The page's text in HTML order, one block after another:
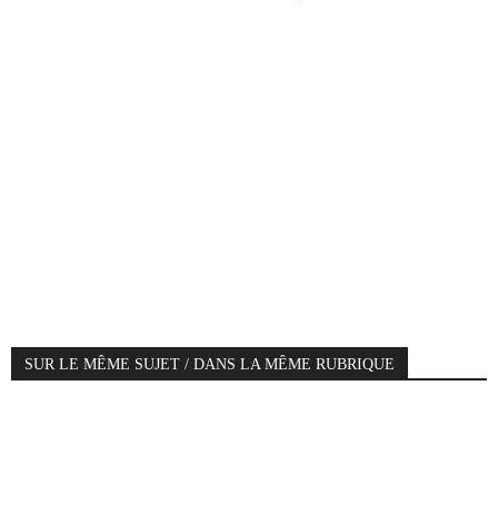
SUR LE MÊME SUJET / DANS LA MÊME RUBRIQUE